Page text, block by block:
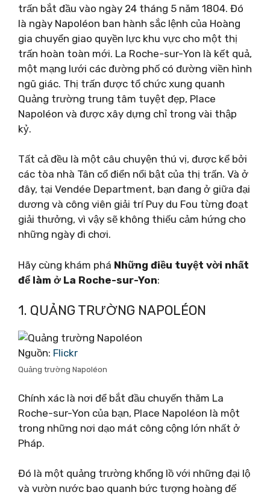
trấn bắt đầu vào ngày 24 tháng 5 năm 1804. Đó
là ngày Napoléon ban hành sắc lệnh của Hoàng
gia chuyển giao quyền lực khu vực cho một thị
trấn hoàn toàn mới. La Roche-sur-Yon là kết quả,
một mạng lưới các đường phố có đường viền hình
ngũ giác. Thị trấn được tổ chức xung quanh
Quảng trường trung tâm tuyệt đẹp, Place
Napoléon và được xây dựng chỉ trong vài thập
kỷ.
Tất cả đều là một câu chuyện thú vị, được kể bởi
các tòa nhà Tân cổ điển nổi bật của thị trấn. Và ở
đây, tại Vendée Department, bạn đang ở giữa đại
dương và công viên giải trí Puy du Fou từng đoạt
giải thưởng, vì vậy sẽ không thiếu cảm hứng cho
những ngày đi chơi.
Hãy cùng khám phá Những điều tuyệt vời nhất
để làm ở La Roche-sur-Yon:
1. QUẢNG TRƯỜNG NAPOLÉON
Nguồn: Flickr
Quảng trường Napoléon
Chính xác là nơi để bắt đầu chuyến thăm La
Roche-sur-Yon của bạn, Place Napoléon là một
trong những nơi dạo mát công cộng lớn nhất ở
Pháp.
Đó là một quảng trường khổng lồ với những đại lộ
và vườn nước bao quanh bức tượng hoàng đế